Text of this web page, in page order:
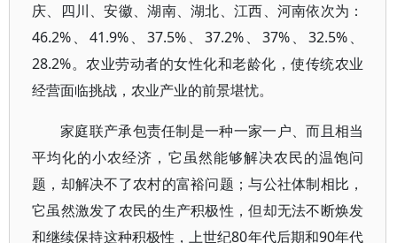
庆、四川、安徽、湖南、湖北、江西、河南依次为：
46.2%、41.9%、37.5%、37.2%、37%、32.5%、
28.2%。农业劳动者的女性化和老龄化，使传统农业
经营面临挑战，农业产业的前景堪忧。
家庭联产承包责任制是一种一家一户、而且相当
平均化的小农经济，它虽然能够解决农民的温饱问
题，却解决不了农村的富裕问题；与公社体制相比，
它虽然激发了农民的生产积极性，但却无法不断焕发
和继续保持这种积极性，上世纪80年代后期和90年代